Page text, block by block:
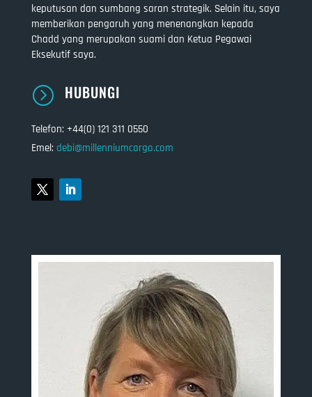
keputusan dan sumbang saran strategik. Selain itu, saya
memberikan pengaruh yang menenangkan kepada
Chadd yang merupakan suami dan Ketua Pegawai
Eksekutif saya.
= HUBUNGI
Telefon: +44(0) 121 311 0550
Emel: debi@millenniumcargo.com